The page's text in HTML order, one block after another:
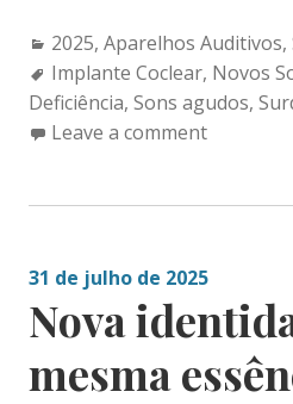
Categories:
2025, Aparelhos Auditivos,
Tags:
Implante Coclear, Novos
Deficiência, Sons agudos,
Leave a comment
31 de julho de 2025
Nova
mesma